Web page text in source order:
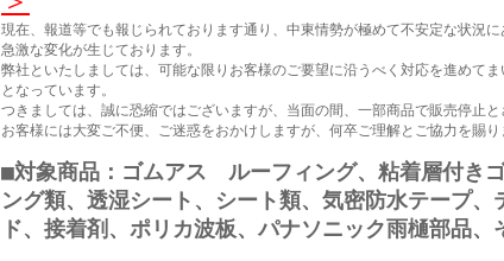
現在、報道等でも報じられております通り、中東情勢が極めて不安定な状況
急激な変化が生じております。
弊社といたしましては、可能な限りお客様のご要望に沿うべく対応を進めて
となっています。
つきましては、誠に恐縮ではございますが、当面の間、一部商品で販売停止と
お客様には大変ご不便、ご迷惑をおかけしますが、何卒ご理解とご協力を賜り
■対象商品：ゴムアス ルーフィング、粘着層付き
ング類、透湿シート、シート類、気密防水テープ
ド、接着剤、ポリカ波板、パナソニック雨樋部品、